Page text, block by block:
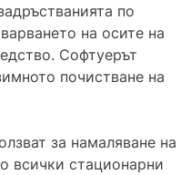
по
на осите на
Софтуерът
почистване на
за намаляване на
всички стационарни